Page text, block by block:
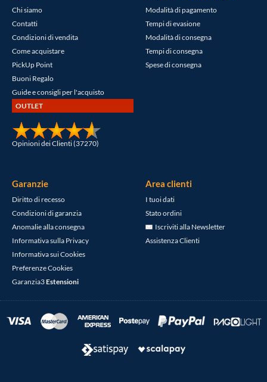
Chi siamo
Contatti
Condizioni di vendita
Come acquistare
PickUp Point
Buoni Regalo
Guide e consigli per l'acquisto
OUTLET
Opinioni dei Clienti (37270)
Modalità di pagamento
Tempi di evasione
Modalità di consegna
Tempi di consegna
Spese di consegna
Garanzie
Diritto di recesso
Condizioni di garanzia
Anomalie alla consegna
Informativa sulla Privacy
Informativa sui Cookies
Preferenze Cookies
Garanzia3Estensioni
Area clienti
I tuoi dati
Stato ordini
Iscriviti alla Newsletter
Assistenza Clienti